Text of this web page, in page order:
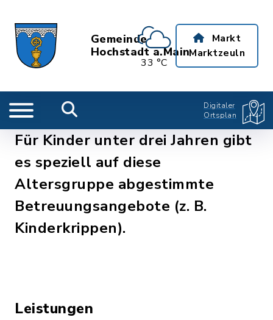
Gemeinde
Hochstadt a.Main
33 °C
Markt
Marktzeuln
Digitaler
Ortsplan
Für Kinder unter drei Jahren gibt
es speziell auf diese
Altersgruppe abgestimmte
Betreuungsangebote (z. B.
Kinderkrippen).
Leistungen